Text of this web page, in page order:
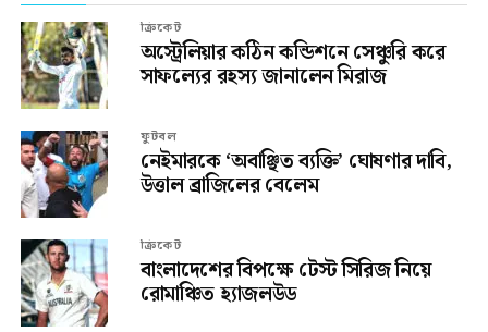
ক্রিকেট
অস্ট্রেলিয়ার কঠিন কন্ডিশনে সেঞ্চুরি করে
সাফল্যের রহস্য জানালেন মিরাজ
ফুটবল
নেইমারকে ‘অবাঞ্ছিত ব্যক্তি’ ঘোষণার দাবি,
উত্তাল ব্রাজিলের বেলেম
ক্রিকেট
বাংলাদেশের বিপক্ষে টেস্ট সিরিজ নিয়ে
রোমাঞ্চিত হ্যাজলউড